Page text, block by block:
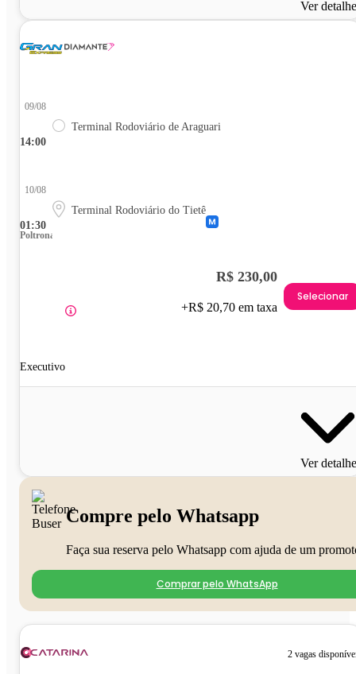
Ver
14:00
09/08
Terminal Rodoviário de Araguari
01:30
10/08
Terminal Rodoviário do Tietê
Poltrona
Executivo
R$ 230,00
+R$ 20,70 em taxa
Selecionar
Ver
Compre pelo Whatsapp
Faça sua reserva pelo Whatsapp com ajuda de um
Comprar pelo WhatsApp
2 vagas